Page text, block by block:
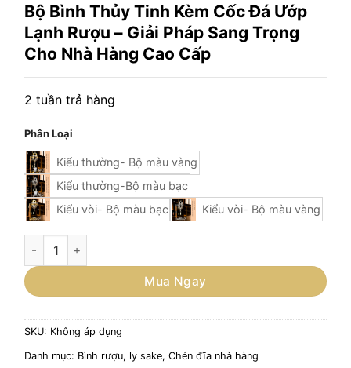
Bộ Bình Thủy Tinh Kèm Cốc Đá Ướp
Lạnh Rượu – Giải Pháp Sang Trọng
Cho Nhà Hàng Cao Cấp
2 tuần trả hàng
Phân Loại
Kiểu thường- Bộ màu vàng
Kiểu thường-Bộ màu bạc
Kiểu vòi- Bộ màu bạc
Kiểu vòi- Bộ màu vàng
Bộ Bình Thủy Tinh Kèm Cốc Đá Ướp Lạnh Rượu – Giải Pháp
Mua Ngay
SKU: Không áp dụng
Danh mục: Bình rượu, ly sake, Chén đĩa nhà hàng